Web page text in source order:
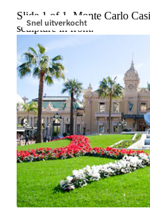
Snel uitverkocht
Slide 1 of 1, Monte Carlo
sculpture in front.